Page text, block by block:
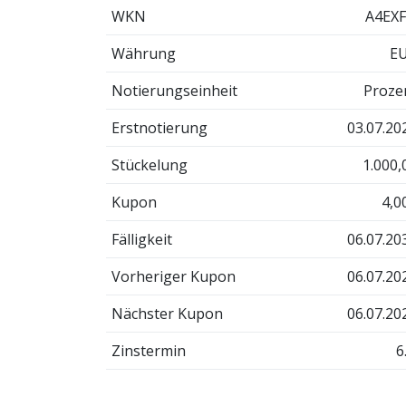
WKN
Währung
Notierungseinheit
Erstnotierung
Stückelung
Kupon
Fälligkeit
Vorheriger Kupon
Nächster Kupon
Zinstermin